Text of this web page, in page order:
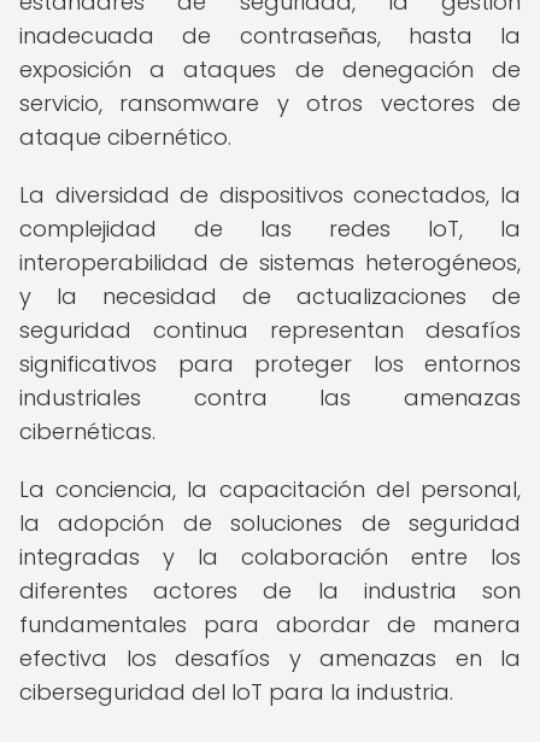
inadecuada de contraseñas, hasta la
exposición a ataques de denegación de
servicio, ransomware y otros vectores de
ataque cibernético.
La diversidad de dispositivos conectados, la
complejidad de las redes IoT, la
interoperabilidad de sistemas heterogéneos,
y la necesidad de actualizaciones de
seguridad continua representan desafíos
significativos para proteger los entornos
industriales contra las amenazas
cibernéticas.
La conciencia, la capacitación del personal,
la adopción de soluciones de seguridad
integradas y la colaboración entre los
diferentes actores de la industria son
fundamentales para abordar de manera
efectiva los desafíos y amenazas en la
ciberseguridad del IoT para la industria.